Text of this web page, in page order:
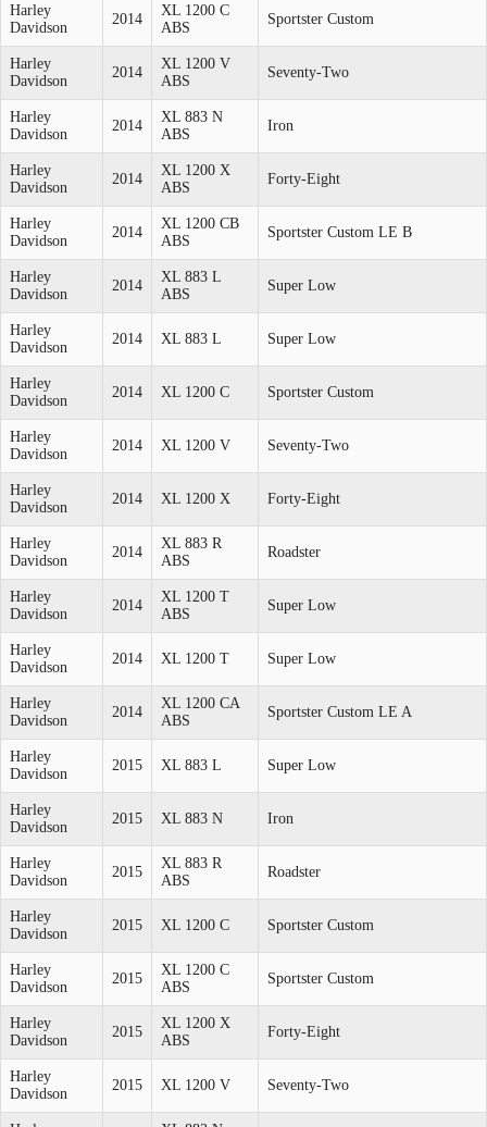
Harley
Davidson
2014
XL 1200 C
ABS
Sportster Custom
Harley
Davidson
2014
XL 1200 V
ABS
Seventy-Two
Harley
Davidson
2014
XL 883 N
ABS
Iron
Harley
Davidson
2014
XL 1200 X
ABS
Forty-Eight
Harley
Davidson
2014
XL 1200 CB
ABS
Sportster Custom LE B
Harley
Davidson
2014
XL 883 L
ABS
Super Low
Harley
Davidson
2014 XL 883 L Super Low
Harley
Davidson
2014 XL 1200 C Sportster Custom
Harley
Davidson
2014 XL 1200 V Seventy-Two
Harley
Davidson
2014 XL 1200 X Forty-Eight
Harley
Davidson
2014
XL 883 R
ABS
Roadster
Harley
Davidson
2014
XL 1200 T
ABS
Super Low
Harley
Davidson
2014 XL 1200 T Super Low
Harley
Davidson
2014
XL 1200 CA
ABS
Sportster Custom LE A
Harley
Davidson
2015 XL 883 L Super Low
Harley
Davidson
2015 XL 883 N Iron
Harley
Davidson
2015
XL 883 R
ABS
Roadster
Harley
Davidson
2015 XL 1200 C Sportster Custom
Harley
Davidson
2015
XL 1200 C
ABS
Sportster Custom
Harley
Davidson
2015
XL 1200 X
ABS
Forty-Eight
Harley
Davidson
2015 XL 1200 V Seventy-Two